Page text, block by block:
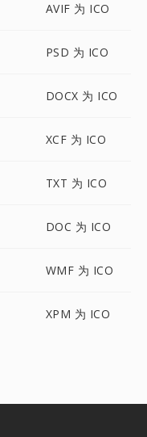
AVIF 为 ICO
PSD 为 ICO
DOCX 为 ICO
XCF 为 ICO
TXT 为 ICO
DOC 为 ICO
WMF 为 ICO
XPM 为 ICO